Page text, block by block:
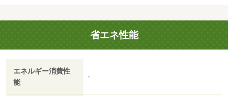
省エネ性能
エネルギー消費性
能
-